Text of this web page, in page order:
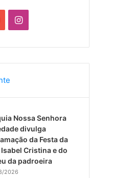
u
T
u
b
e
I
s
a
g
r
a
Nossa Senhora
divulga
da Festa da
Isabel Cristina e do
da padroeira
2026